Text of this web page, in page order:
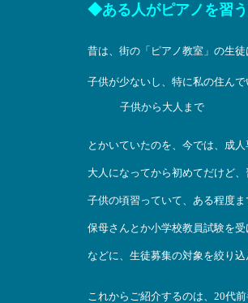
◆ある人がピアノを習
昔は、街の「ピアノ教室」の生
子供が少ないし、特に私の住ん
子供から大人まで
とかいていたのを、今では、成人
大人になってから初めてだけど、
子供の頃習っていて、ある程度
保母さんとか小学校教員試験を
などに、生徒募集の対象を絞り
これからご紹介するのは、20代